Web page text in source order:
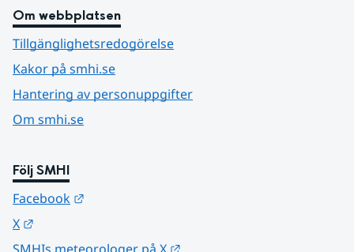
Om webbplatsen
Tillgänglighetsredogörelse
Kakor på smhi.se
Hantering av personuppgifter
Om smhi.se
Följ SMHI
Facebook
X